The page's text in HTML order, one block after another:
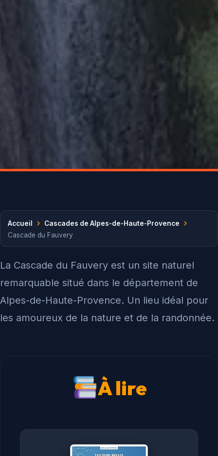
Accueil › Cascades de Alpes-de-Haute-Provence ›
Cascade du Fauvery
La Cascade du Fauvery est un site naturel
remarquable situé dans le département de
Alpes-de-Haute-Provence. Un lieu idéal pour
les amoureux de la nature et de la randonnée.
À lire